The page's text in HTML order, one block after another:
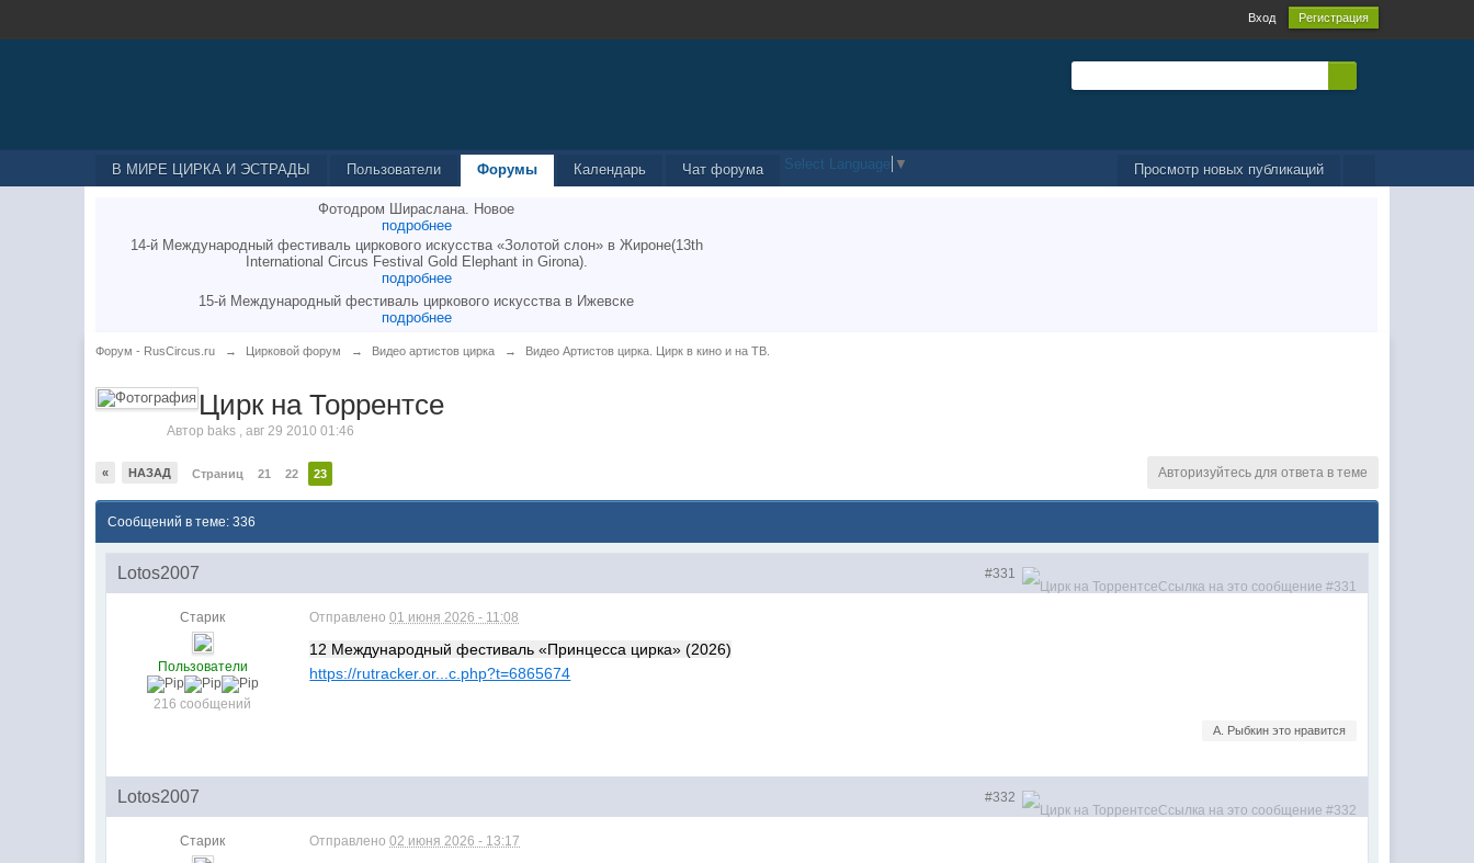
Вход Регистрация
Просмотр новых публикаций
В МИРЕ ЦИРКА И ЭСТРАДЫ Пользователи Форумы Календарь Чат форума Select Language ▼
Фотодром Шираслана. Новое
подробнее
14-й Международный фестиваль циркового искусства «Золотой слон» в Жироне(13th
International Circus Festival Gold Elephant in Girona).
подробнее
15-й Международный фестиваль циркового искусства в Ижевске
подробнее
Форум - RusCircus.ru → Цирковой форум → Видео артистов цирка → Видео Артистов цирка. Цирк в кино и на ТВ.
Цирк на Торрентсе
Автор baks ,авг 29 2010 01:46
« НАЗАД Страниц 21 22 23 Авторизуйтесь для ответа в теме
Сообщений в теме: 336
#331
Lotos2007
Старик
Пользователи
216 сообщений
Отправлено01 июня 2026 - 11:08
12 Международный фестиваль «Принцесса цирка» (2026)
https://rutracker.or...c.php?t=6865674
А. Рыбкин это нравится
#332
Lotos2007
Старик Отправлено02 июня 2026 - 13:17